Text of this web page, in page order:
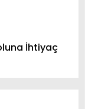
İhtiyaç